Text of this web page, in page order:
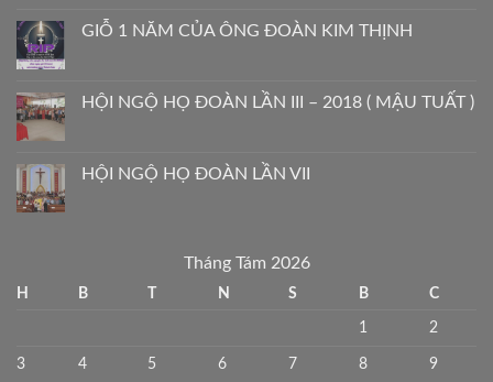
GIỖ 1 NĂM CỦA ÔNG ĐOÀN KIM THỊNH
HỘI NGỘ HỌ ĐOÀN LẦN III – 2018 ( MẬU TUẤT )
HỘI NGỘ HỌ ĐOÀN LẦN VII
Tháng Tám 2026
H B T N S B C
1 2
3 4 5 6 7 8 9